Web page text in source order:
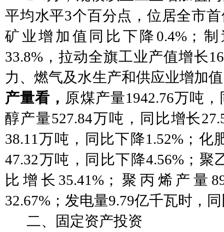
平均水平3个百分点，位居全市
矿业增加值同比下降 0.4%；
33.8%，拉动全旗工业产值增长
力、燃气及水生产和供应业增加
产量看， 原煤产量1942.76万吨
醇产量527.84万吨，同比增长
38.11万吨，同比下降1.52%；化
47.32万吨，同比下降4.56%；聚
比增长35.41%；聚丙烯产量
32.67%；发电量9.79亿千瓦时，
二、固定资产投资